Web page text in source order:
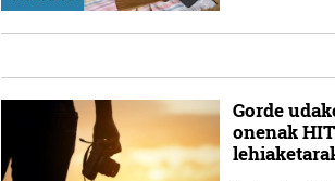
Gorde
onenak